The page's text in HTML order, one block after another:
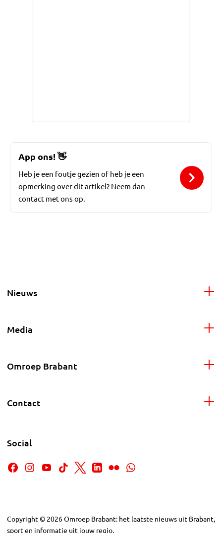
App ons!👋
Heb je een foutje gezien of heb je een
opmerking over dit artikel? Neem dan
contact met ons op.
Nieuws
Media
Omroep Brabant
Contact
Social
Copyright © 2026Omroep Brabant: het laatste nieuws uit Brabant,
sport en informatie uit jouw regio.